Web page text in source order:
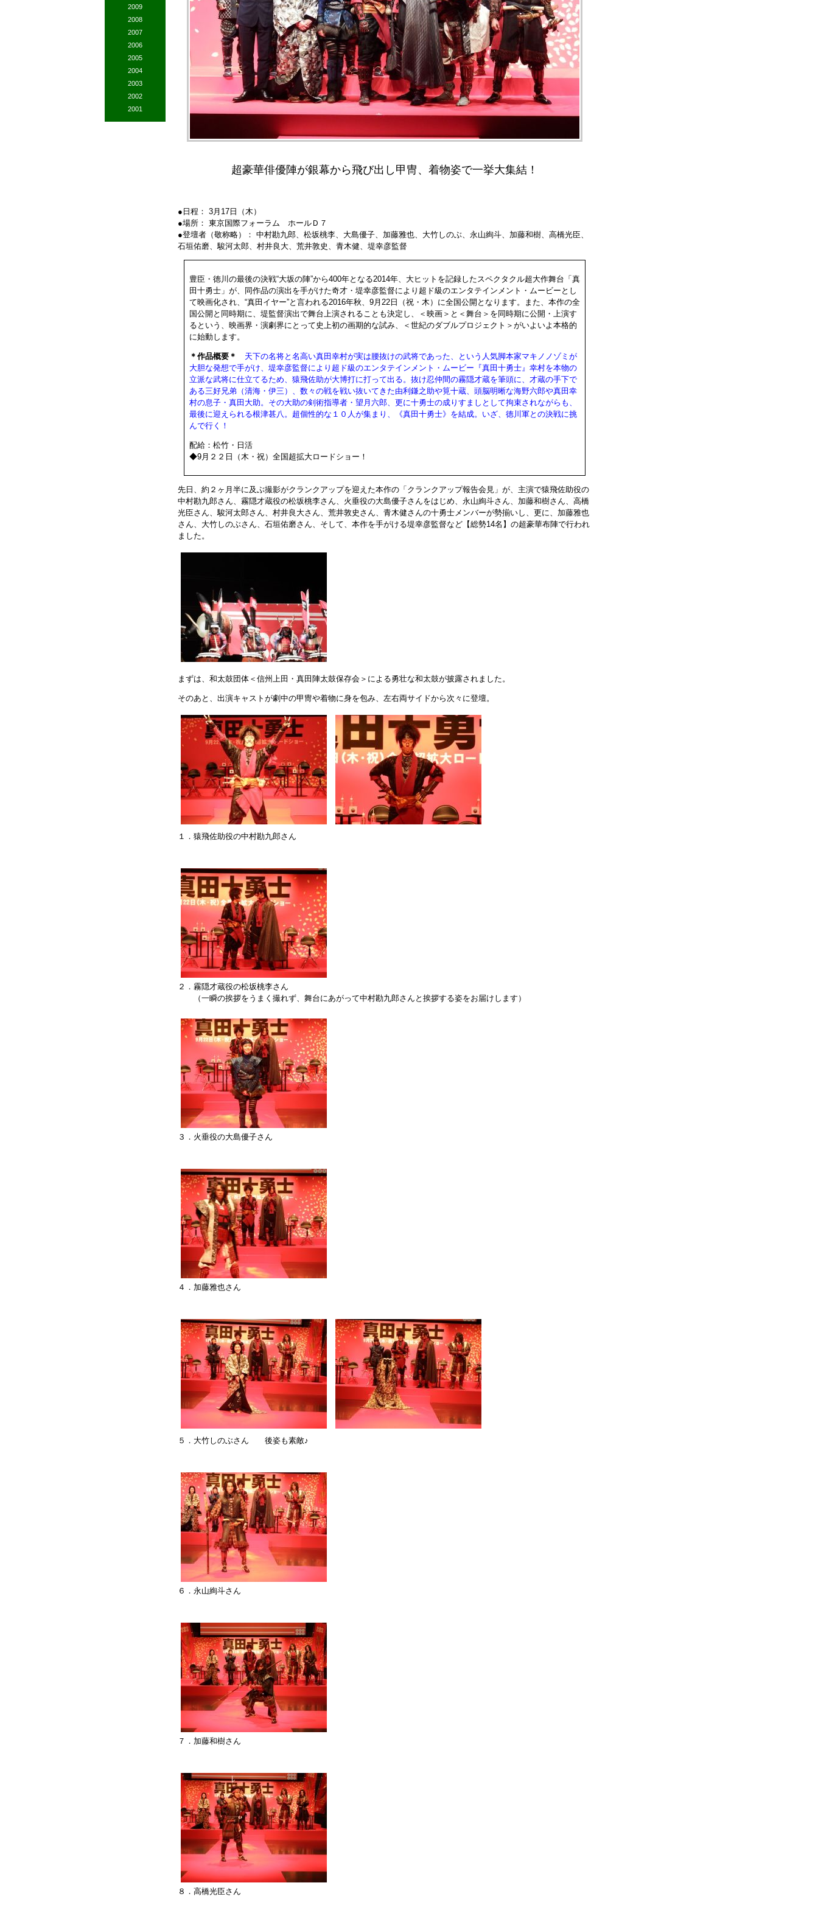
2009
2008
2007
2006
2005
2004
2003
2002
2001
超豪華俳優陣が銀幕から飛び出し甲冑、着物姿で一挙大集結！
●日程： 3月17日（木）
●場所： 東京国際フォーラム ホールＤ７
●登壇者（敬称略）： 中村勘九郎、松坂桃李、大島優子、加藤雅也、大竹しのぶ、永山絢斗、加藤和樹、高橋光臣、
石垣佑磨、駿河太郎、村井良大、荒井敦史、青木健、堤幸彦監督
豊臣・徳川の最後の決戦“大坂の陣”から400年となる2014年、大ヒットを記録したスペクタクル超大作舞台「真
田十勇士」が、同作品の演出を手がけた奇才・堤幸彦監督により超ド級のエンタテインメント・ムービーとし
て映画化され、“真田イヤー”と言われる2016年秋、9月22日（祝・木）に全国公開となります。また、本作の全
国公開と同時期に、堤監督演出で舞台上演されることも決定し、＜映画＞と＜舞台＞を同時期に公開・上演す
るという、映画界・演劇界にとって史上初の画期的な試み、＜世紀のダブルプロジェクト＞がいよいよ本格的
に始動します。
＊作品概要＊
天下の名将と名高い真田幸村が実は腰抜けの武将であった、という人気脚本家マキノノゾミが
大胆な発想で手がけ、堤幸彦監督により超ド級のエンタテインメント・ムービー『真田十勇士』幸村を本物の
立派な武将に仕立てるため、猿飛佐助が大博打に打って出る。抜け忍仲間の霧隠才蔵を筆頭に、才蔵の手下で
ある三好兄弟（清海・伊三）、数々の戦を戦い抜いてきた由利鎌之助や筧十蔵、頭脳明晰な海野六郎や真田幸
村の息子・真田大助。その大助の剣術指導者・望月六郎、更に十勇士の成りすましとして拘束されながらも、
最後に迎えられる根津甚八。超個性的な１０人が集まり、《真田十勇士》を結成。いざ、徳川軍との決戦に挑
んで行く！
配給：松竹・日活
◆9月２２日（木・祝）全国超拡大ロードショー！
先日、約２ヶ月半に及ぶ撮影がクランクアップを迎えた本作の「クランクアップ報告会見」が、主演で猿飛佐助役の
中村勘九郎さん、霧隠才蔵役の松坂桃李さん、火垂役の大島優子さんをはじめ、永山絢斗さん、加藤和樹さん、高橋
光臣さん、駿河太郎さん、村井良大さん、荒井敦史さん、青木健さんの十勇士メンバーが勢揃いし、更に、加藤雅也
さん、大竹しのぶさん、石垣佑磨さん、そして、本作を手がける堤幸彦監督など【総勢14名】の超豪華布陣で行われ
ました。
まずは、和太鼓団体＜信州上田・真田陣太鼓保存会＞による勇壮な和太鼓が披露されました。
そのあと、出演キャストが劇中の甲冑や着物に身を包み、左右両サイドから次々に登壇。
１．猿飛佐助役の中村勘九郎さん
２．霧隠才蔵役の松坂桃李さん
（一瞬の挨拶をうまく撮れず、舞台にあがって中村勘九郎さんと挨拶する姿をお届けします）
３．火垂役の大島優子さん
４．加藤雅也さん
５．大竹しのぶさん 後姿も素敵♪
６．永山絢斗さん
７．加藤和樹さん
８．高橋光臣さん